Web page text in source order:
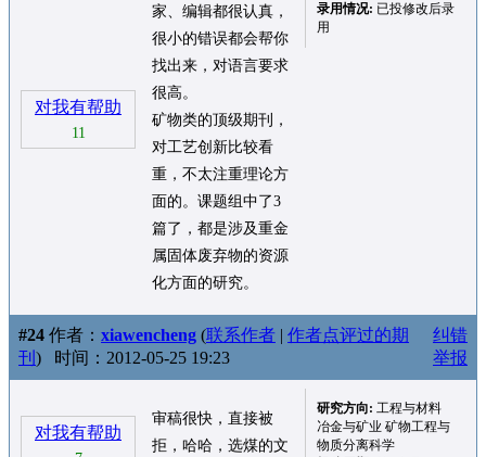
对我有帮助
11
家、编辑都很认真，
很小的错误都会帮你
找出来，对语言要求
很高。
矿物类的顶级期刊，
对工艺创新比较看
重，不太注重理论方
面的。课题组中了3
篇了，都是涉及重金
属固体废弃物的资源
化方面的研究。
录用情况: 已投修改后录
用
#24 作者： xiawencheng (联系作者 | 作者点评过的期
刊 ) 时间：2012-05-25 19:23
纠错
举报
对我有帮助
审稿很快，直接被
拒，哈哈，选煤的文
研究方向: 工程与材料
冶金与矿业 矿物工程与
物质分离科学